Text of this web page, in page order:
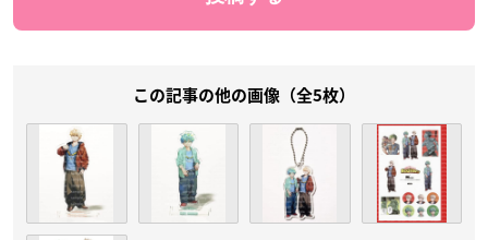
この記事の他の画像（全5枚）